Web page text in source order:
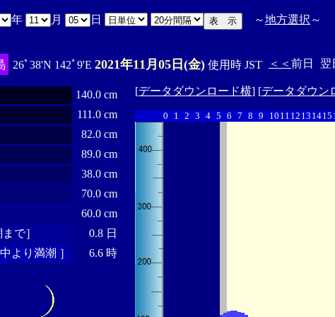
年 月 日 ～地方選択 ～
26ﾟ38'N 142ﾟ9'E 2021年11月05日(金) 使用時 JST ＜＜ 前日 翌
140.0 cm
111.0 cm
82.0 cm
89.0 cm
38.0 cm
70.0 cm
60.0 cm
で］
0.8 日
より満潮 ］
6.6 時
[データダウンロード横] [データダウン
0 1 2 3 4 5 6 7 8 9 10 11 12 13 1415